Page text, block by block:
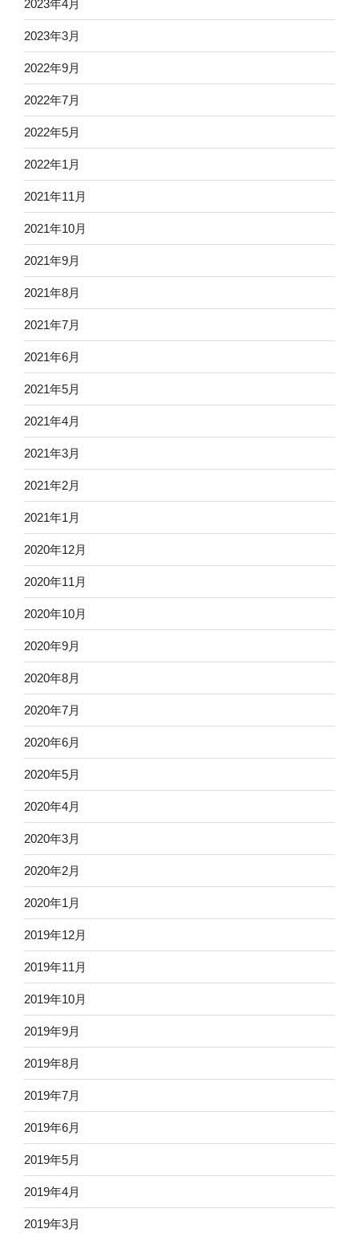
2023年4月
2023年3月
2022年9月
2022年7月
2022年5月
2022年1月
2021年11月
2021年10月
2021年9月
2021年8月
2021年7月
2021年6月
2021年5月
2021年4月
2021年3月
2021年2月
2021年1月
2020年12月
2020年11月
2020年10月
2020年9月
2020年8月
2020年7月
2020年6月
2020年5月
2020年4月
2020年3月
2020年2月
2020年1月
2019年12月
2019年11月
2019年10月
2019年9月
2019年8月
2019年7月
2019年6月
2019年5月
2019年4月
2019年3月